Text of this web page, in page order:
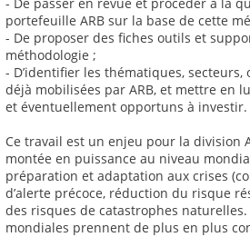
portefeuille ARB sur la base de cette
- De proposer des fiches outils et
méthodologie ;
- D’identifier les thématiques, secteurs,
déjà mobilisées par ARB, et mettre en
et éventuellement opportuns à investir.
Ce travail est un enjeu pour la division
montée en puissance au niveau
préparation et adaptation aux crises
d’alerte précoce, réduction du risque
des risques de catastrophes naturelles.
mondiales prennent de plus en plus